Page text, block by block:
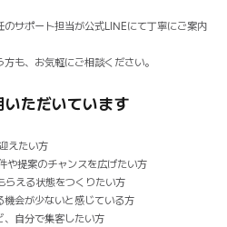
サポート担当が公式LINEにて丁寧にご案内
も、お気軽にご相談ください。
ただいています
えたい方
や提案のチャンスを広げたい方
らえる状態をつくりたい方
機会が少ないと感じている方
、自分で集客したい方